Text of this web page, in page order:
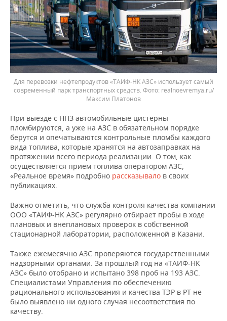
Для перевозки нефтепродуктов «ТАИФ-НК АЗС» использует самый
современный парк транспортных средств.
realnoevremya.ru/
Максим Платонов
При выезде с НПЗ автомобильные цистерны
пломбируются, а уже на АЗС в обязательном порядке
берутся и опечатываются контрольные пломбы каждого
вида топлива, которые хранятся на автозаправках на
протяжении всего периода реализации. О том, как
осуществляется прием топлива оператором АЗС,
«Реальное время» подробно рассказывало в своих
публикациях.
Важно отметить, что служба контроля качества компании
ООО «ТАИФ-НК АЗС» регулярно отбирает пробы в ходе
плановых и внеплановых проверок в собственной
стационарной лаборатории, расположенной в Казани.
Также ежемесячно АЗС проверяются государственными
надзорными органами. За прошлый год на «ТАИФ-НК
АЗС» было отобрано и испытано 398 проб на 193 АЗС.
Специалистами Управления по обеспечению
рационального использования и качества ТЭР в РТ не
было выявлено ни одного случая несоответствия по
качеству.